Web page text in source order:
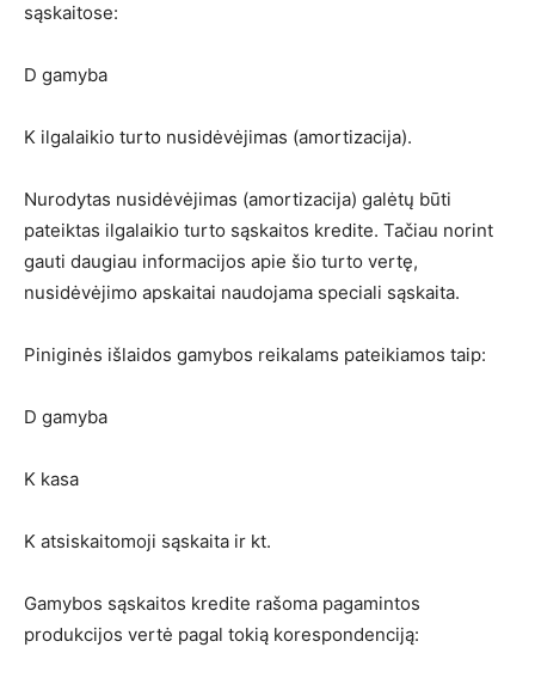
sąskaitose:
D gamyba
K ilgalaikio turto nusidėvėjimas (amortizacija).
Nurodytas nusidėvėjimas (amortizacija) galėtų būti
pateiktas ilgalaikio turto sąskaitos kredite. Tačiau norint
gauti daugiau informacijos apie šio turto vertę,
nusidėvėjimo apskaitai naudojama speciali sąskaita.
Piniginės išlaidos gamybos reikalams pateikiamos taip:
D gamyba
K kasa
K atsiskaitomoji sąskaita ir kt.
Gamybos sąskaitos kredite rašoma pagamintos
produkcijos vertė pagal tokią korespondenciją: